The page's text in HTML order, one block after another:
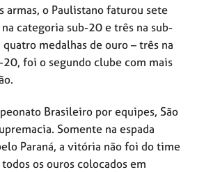
armas, o Paulistano faturou sete
categoria sub-20 e três na sub-
medalhas de ouro – três na
foi o segundo clube com mais
Brasileiro por equipes, São
Somente na espada
Paraná, a vitória não foi do time
os ouros colocados em